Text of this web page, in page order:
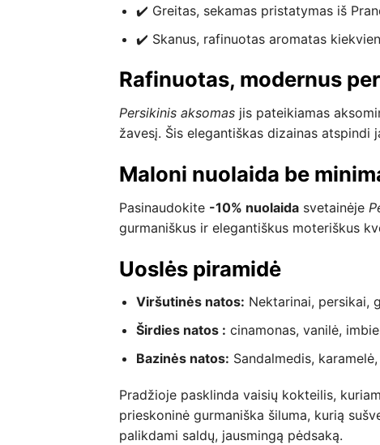
✔️ Greitas, sekamas pristatymas iš
✔️ Skanus, rafinuotas aromatas
Rafinuotas, modernus
Persikinis aksomas jis pateikiamas
žavesį. Šis elegantiškas dizainas atspindi
Maloni nuolaida be
Pasinaudokite -10% nuolaida svetainėje
gurmaniškus ir elegantiškus moteriškus
Uoslės piramidė
Viršutinės natos: Nektarinai, persikai,
Širdies natos : cinamonas, vanilė,
Bazinės natos: Sandalmedis,
Pradžioje pasklinda vaisių kokteilis,
prieskoninė gurmaniška šiluma, kurią
palikdami saldų, jausmingą pėdsaką.